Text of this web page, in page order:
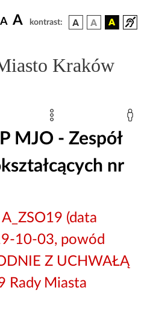
A A kontrast:
Kraków
MJO - Zespół
nr
(data
10-03, powód
Z UCHWAŁĄ
Rady Miasta